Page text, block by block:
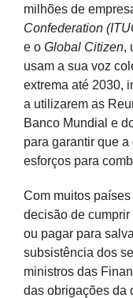
milhões de
Confederation
e o Global Citizen,
usam a sua voz
extrema até 2030,
a utilizarem as
Banco Mundial e
para garantir que
esforços para
Com muitos
decisão de
ou pagar para
subsistência dos
ministros das
das obrigações da